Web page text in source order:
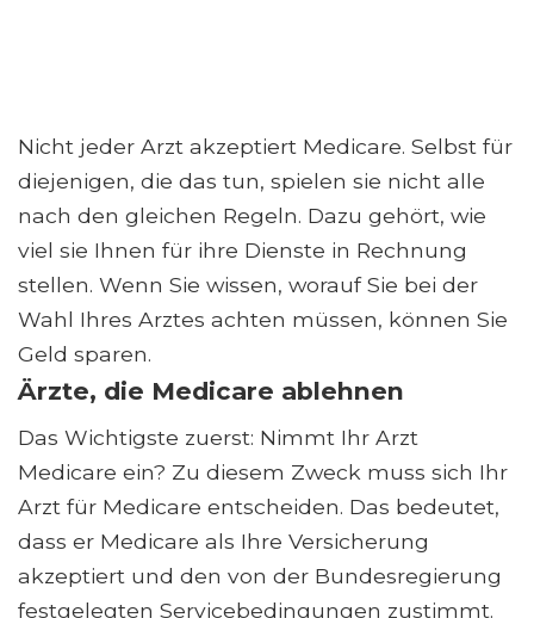
Nicht jeder Arzt akzeptiert Medicare. Selbst für
diejenigen, die das tun, spielen sie nicht alle
nach den gleichen Regeln. Dazu gehört, wie
viel sie Ihnen für ihre Dienste in Rechnung
stellen. Wenn Sie wissen, worauf Sie bei der
Wahl Ihres Arztes achten müssen, können Sie
Geld sparen.
Ärzte, die Medicare ablehnen
Das Wichtigste zuerst: Nimmt Ihr Arzt
Medicare ein? Zu diesem Zweck muss sich Ihr
Arzt für Medicare entscheiden. Das bedeutet,
dass er Medicare als Ihre Versicherung
akzeptiert und den von der Bundesregierung
festgelegten Servicebedingungen zustimmt.